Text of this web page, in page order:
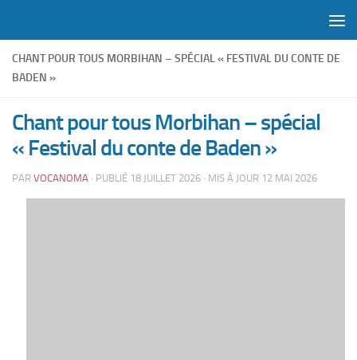
CHANT POUR TOUS MORBIHAN – SPÉCIAL « FESTIVAL DU CONTE DE
BADEN »
Chant pour tous Morbihan – spécial
« Festival du conte de Baden »
PAR VOCANOMA · PUBLIÉ 18 JUILLET 2026 · MIS À JOUR 12 MAI 2026